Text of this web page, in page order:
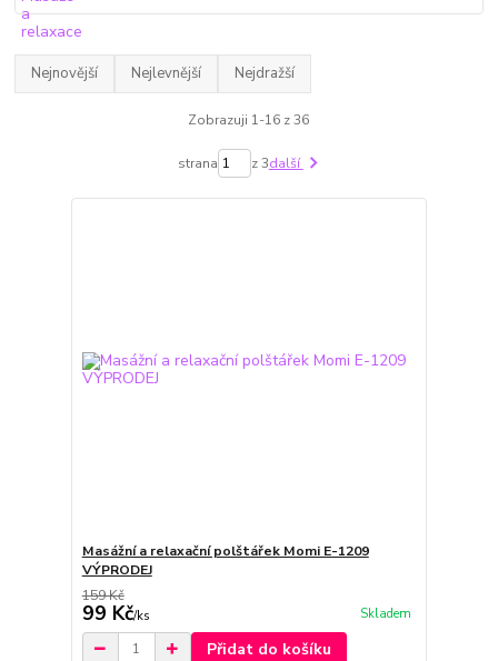
Nejnovější Nejlevnější Nejdražší
Zobrazuji 1-16 z 36
strana z 3další
Masážní a relaxační polštářek Momi E-1209
VÝPRODEJ
159 Kč
99 Kč/ks Skladem
Přidat do košíku